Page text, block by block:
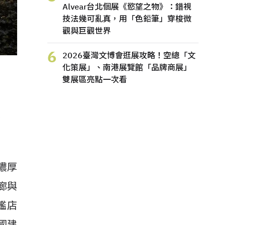
厚
與
店
Alvear台北個展《慾望之物》：錯視
技法幾可亂真，用「色鉛筆」穿梭微
觀與巨觀世界
6
2026臺灣文博會逛展攻略！空總「文
化策展」、南港展覽館「品牌商展」
雙展區亮點一次看